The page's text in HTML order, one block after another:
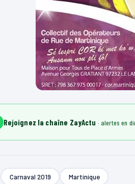
Rejoignez la chaîne ZayActu
Carnaval 2019 Martinique